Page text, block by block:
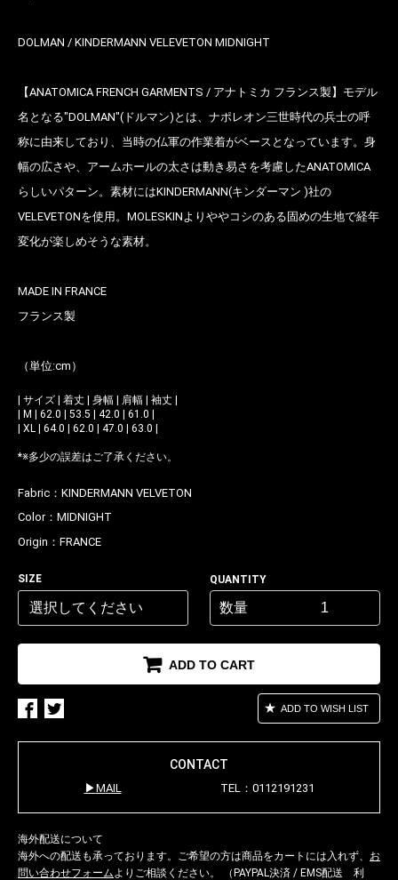
DOLMAN / KINDERMANN VELEVETON MIDNIGHT
【ANATOMICA FRENCH GARMENTS / アナトミカ フランス製】モデル
名となる"DOLMAN"(ドルマン)とは、ナポレオン三世時代の兵士の呼
称に由来しており、当時の仏軍の作業着がベースとなっています。身
幅の広さや、アームホールの太さは動き易さを考慮したANATOMICA
らしいパターン。素材にはKINDERMANN(キンダーマン )社の
VELEVETONを使用。MOLESKINよりややコシのある固めの生地で経年
変化が楽しめそうな素材。
MADE IN FRANCE
フランス製
（単位:cm）
| サイズ | 着丈 | 身幅 | 肩幅 | 袖丈 |
| M | 62.0 | 53.5 | 42.0 | 61.0 |
| XL | 64.0 | 62.0 | 47.0 | 63.0 |
*※多少の誤差はご了承ください。
Fabric： KINDERMANN VELVETON
Color： MIDNIGHT
Origin： FRANCE
SIZE QUANTITY
数量
ADD TO CART
ADD TO WISH LIST
CONTACT
MAIL TEL：0112191231
海外配送について
海外への配送も承っております。ご希望の方は商品をカートには入れず、 お
問い合わせフォームよりご相談ください。 （PAYPAL決済 / EMS配送 利